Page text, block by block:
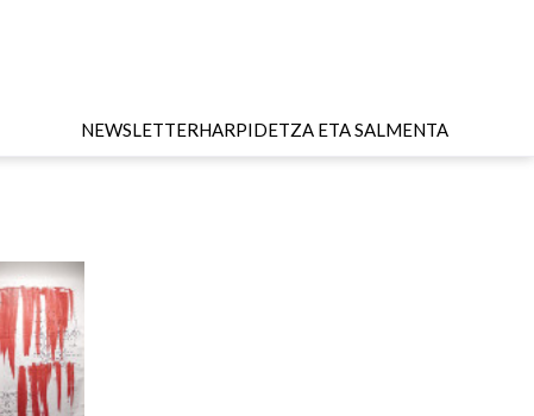
NEWSLETTERHARPIDETZA ETA SALMENTA